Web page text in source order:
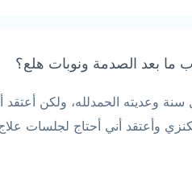
ما بعد الصدمة ونوبات هلع؟
وعديته الحمدلله، ولكن
وأعتقد أني أحتاج لجلسات